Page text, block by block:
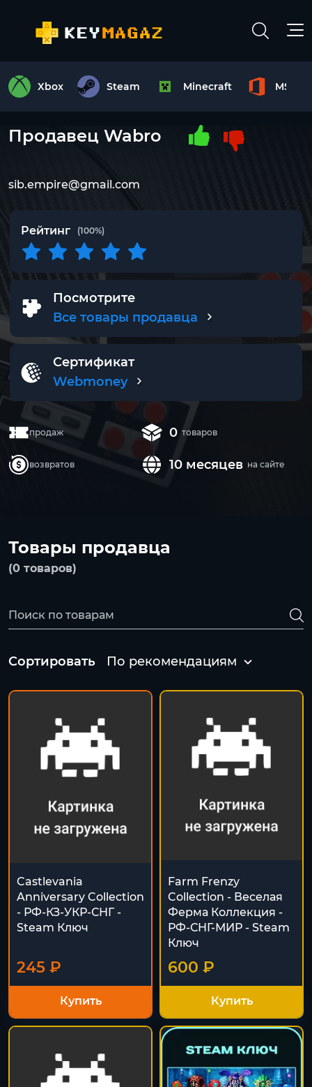
Xbox Steam Minecraft MS
Продавец Wabro
sib.empire@gmail.com
Рейтинг (100%)
Посмотрите
Все товары продавца
Сертификат
Webmoney
продаж 0 товаров
возвратов 10 месяцев на сайте
Товары продавца
(0 товаров)
Сортировать По рекомендациям
Castlevania
Anniversary Collection
- РФ-КЗ-УКР-СНГ -
Steam Ключ
245 ₽
Купить
Farm Frenzy
Collection - Веселая
Ферма Коллекция -
РФ-СНГ-МИР - Steam
Ключ
600 ₽
Купить